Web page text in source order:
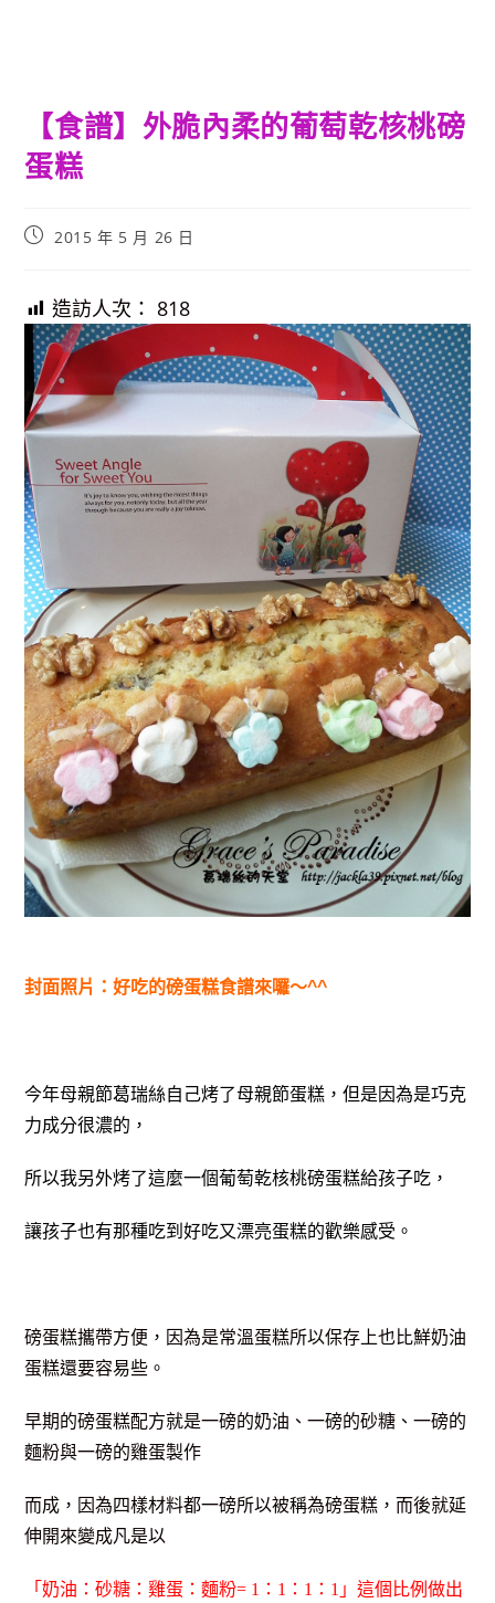
【食譜】外脆內柔的葡萄乾核桃磅
蛋糕
Post2015 年 5 月 26 日
造訪人次： 818
封面照片：好吃的磅蛋糕食譜來囉～^^
今年母親節葛瑞絲自己烤了母親節蛋糕，但是因為是巧克
力成分很濃的，
所以我另外烤了這麼一個葡萄乾核桃磅蛋糕給孩子吃，
讓孩子也有那種吃到好吃又漂亮蛋糕的歡樂感受。
磅蛋糕攜帶方便，因為是常溫蛋糕所以保存上也比鮮奶油
蛋糕還要容易些。
早期的磅蛋糕配方就是一磅的奶油、一磅的砂糖、一磅的
麵粉與一磅的雞蛋製作
而成，因為四樣材料都一磅所以被稱為磅蛋糕，而後就延
伸開來變成凡是以
「奶油：砂糖：雞蛋：麵粉= 1：1：1：1」這個 比例做出